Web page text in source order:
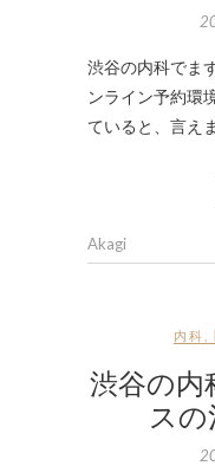
渋谷の内科でま
ンライン予約環
ていると、言え
Akagi
内科
渋谷の
ス